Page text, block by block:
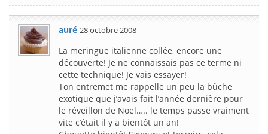
auré 28 octobre 2008
La meringue italienne collée, encore une
découverte! Je ne connaissais pas ce terme ni
cette technique! Je vais essayer!
Ton entremet me rappelle un peu la bûche
exotique que j’avais fait l’année dernière pour
le réveillon de Noel….. le temps passe vraiment
vite c’était il y a bientôt un an!